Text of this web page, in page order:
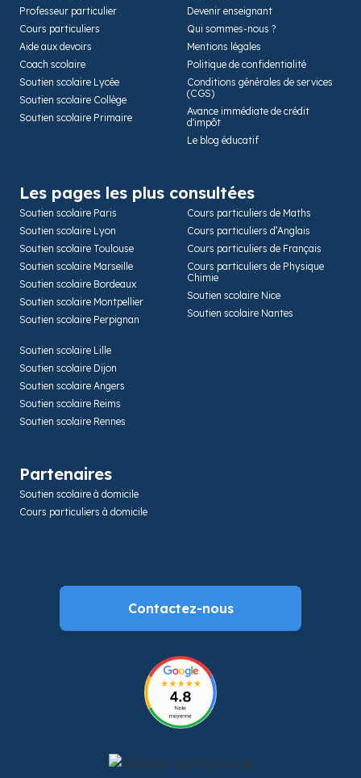
Professeur particulier
Cours particuliers
Aide aux devoirs
Coach scolaire
Soutien scolaire Lycée
Soutien scolaire Collège
Soutien scolaire Primaire
Devenir enseignant
Qui sommes-nous ?
Mentions légales
Politique de confidentialité
Conditions générales de services
(CGS)
Avance immédiate de crédit
d'impôt
Le blog éducatif
Les pages les plus consultées
Soutien scolaire Paris
Soutien scolaire Lyon
Soutien scolaire Toulouse
Soutien scolaire Marseille
Soutien scolaire Bordeaux
Soutien scolaire Montpellier
Soutien scolaire Perpignan
Cours particuliers de Maths
Cours particuliers d’Anglais
Cours particuliers de Français
Cours particuliers de Physique
Chimie
Soutien scolaire Nice
Soutien scolaire Nantes
Soutien scolaire Lille
Soutien scolaire Dijon
Soutien scolaire Angers
Soutien scolaire Reims
Soutien scolaire Rennes
Partenaires
Soutien scolaire à domicile
Cours particuliers à domicile
Contactez-nous